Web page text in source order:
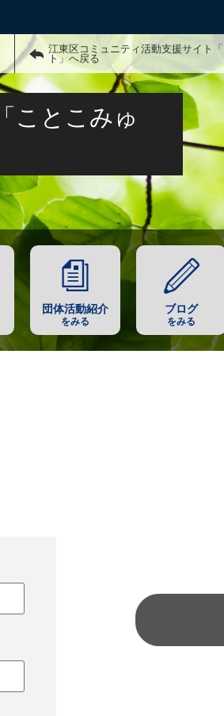
江東区コミュニティ活動支援サイト
ト」へ戻る
ことこみゅ
団体活動紹介
をみる
ブログ
をみる